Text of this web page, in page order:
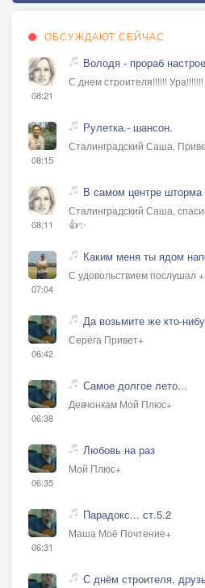
ОБСУЖДАЮТ СЕЙЧАС
08:21
Володя - прораб
С днем строителя!!!!!! Ура!!!!!!!
08:15
Рулетка.- шансон.
Сталинградский Саша,
08:11
В самом центре шторма
Сталинградский Саша,
👍✨
07:04
Каким меня ты ядом
С удовольствием послушал +
06:42
Да возьмите же кто-
Серёга Привет+
06:38
Самое долгое лето...
Девчонкам Мой Плюс+
06:35
Любовь на раз
Мой Плюс+
06:31
Парадокс... ст.5.2
Маша Моё Почтение+
С днём строителя,